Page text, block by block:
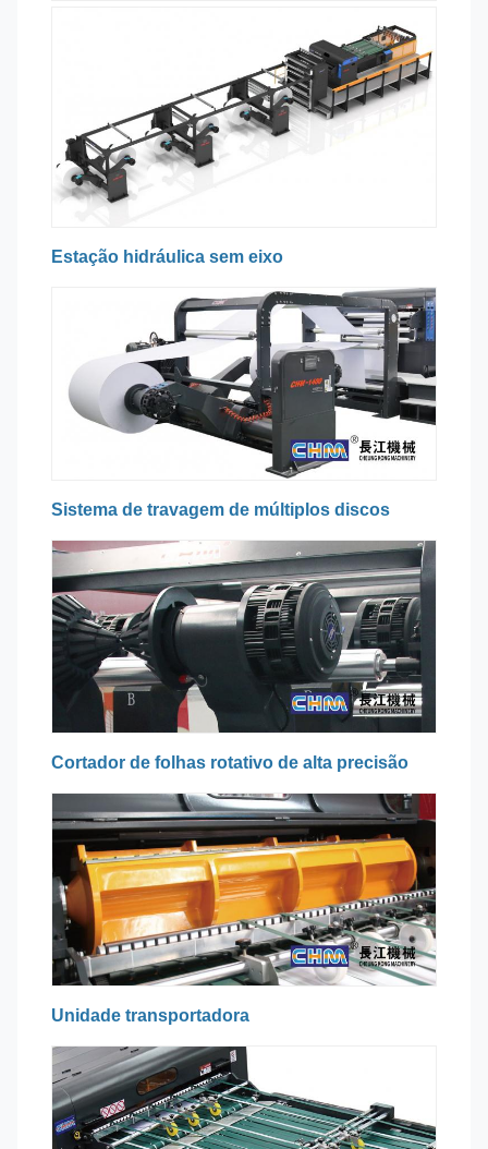
Estação hidráulica sem eixo
Sistema de travagem de múltiplos discos
Cortador de folhas rotativo de alta precisão
Unidade transportadora